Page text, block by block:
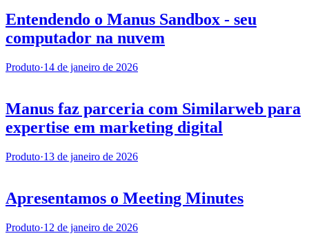
Entendendo o Manus Sandbox - seu
computador na nuvem
Produto·14 de janeiro de 2026
Manus faz parceria com Similarweb para
expertise em marketing digital
Produto·13 de janeiro de 2026
Apresentamos o Meeting Minutes
Produto·12 de janeiro de 2026